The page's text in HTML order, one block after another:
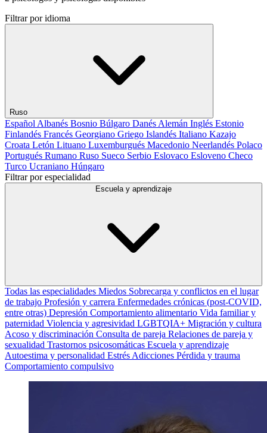
Filtrar por idioma
Ruso
Español Albanés Bosnio Búlgaro Danés Alemán Inglés Estonio
Finlandés Francés Georgiano Griego Islandés Italiano Kazajo
Croata Letón Lituano Luxemburgués Macedonio Neerlandés Polaco
Portugués Rumano Ruso Sueco Serbio Eslovaco Esloveno Checo
Turco Ucraniano Húngaro
Filtrar por especialidad
Escuela y aprendizaje
Todas las especialidades Miedos Sobrecarga y conflictos en el lugar
de trabajo Profesión y carrera Enfermedades crónicas (post-COVID,
entre otras) Depresión Comportamiento alimentario Vida familiar y
paternidad Violencia y agresividad LGBTQIA+ Migración y cultura
Acoso y discriminación Consulta de pareja Relaciones de pareja y
sexualidad Trastornos psicosomáticas Escuela y aprendizaje
Autoestima y personalidad Estrés Adicciones Pérdida y trauma
Comportamiento compulsivo